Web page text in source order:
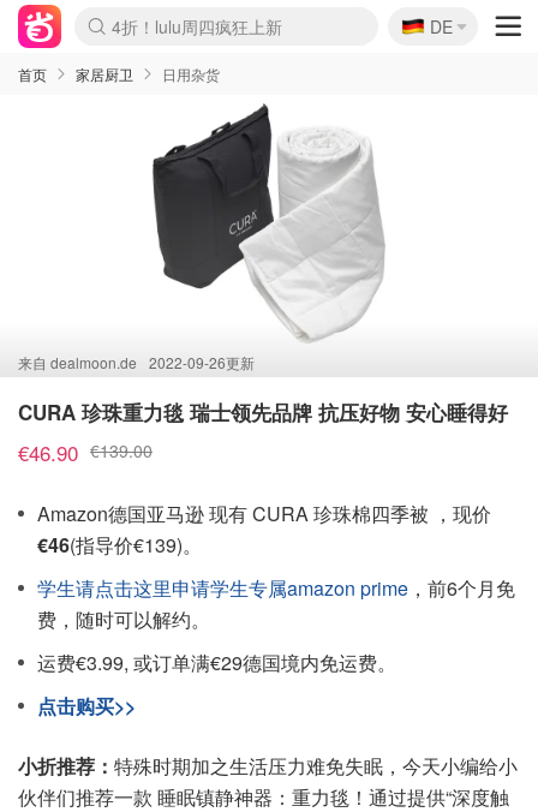
Boticinal 夏促开抢！
4折！lulu周四疯狂上新
还没结束！&OtherStories大促
Joybuy变相75折 随时失效
速领！Stanley独家85折
疑似霸哥！Camper额外叠85折
Zalando 奥莱闪促！每日更新
Moncler反季囤！5折起+叠9折
Coach Brooklyn仅€192
🇩🇪
DE
首页 家居厨卫 日用杂货
来自 dealmoon.de 2022-09-26更新
CURA 珍珠重力毯 瑞士领先品牌 抗压好物 安心睡得好
€46.90 €139.00
Amazon德国亚马逊 现有 CURA 珍珠棉四季被 ，现价
€46(指导价€139)。
学生请点击这里申请学生专属amazon prime ，前6个月免
费，随时可以解约。
运费€3.99, 或订单满€29德国境内免运费。
点击购买>>
小折推荐： 特殊时期加之生活压力难免失眠，今天小编给小
伙伴们推荐一款 睡眠镇静神器：重力毯！通过提供“深度触